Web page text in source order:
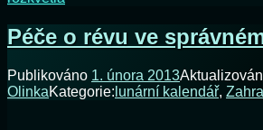
Péče o révu ve
Publikováno 1. února 2013
OlinkaKategorie: lunární kalendář,